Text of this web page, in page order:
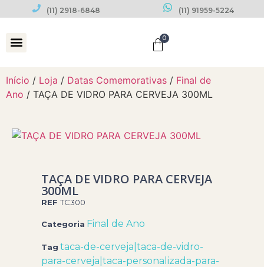
(11) 2918-6848 (11) 91959-5224
0
Início / Loja / Datas Comemorativas / Final de
Ano / TAÇA DE VIDRO PARA CERVEJA 300ML
TAÇA DE VIDRO PARA CERVEJA
300ML
REFTC300
Categoria Final de Ano
Tag taca-de-cerveja|taca-de-vidro-
para-cerveja|taca-personalizada-para-